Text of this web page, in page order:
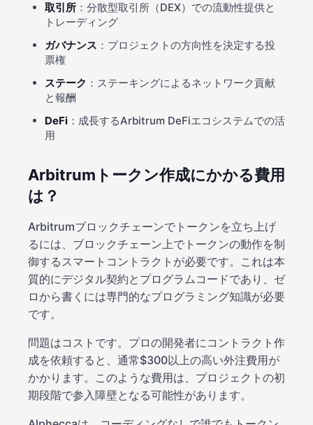
取引所 ：分散型取引所（DEX）での流動性提供と
トレーディング
ガバナンス ：プロジェクトの方向性を決定する投
票権
ステーク ：ステーキングによるネットワーク貢献
と報酬
DeFi ：成長するArbitrum DeFiエコシステムでの活
用
Arbitrumトークン作成にかかる費用
は？
Arbitrumブロックチェーンでトークンを立ち上げ
るには、ブロックチェーン上でトークンの動作を制
御するスマートコントラクトが必要です。これは本
質的にデジタル契約とプログラムコードであり、ゼ
ロから書くには専門的なプログラミング知識が必要
です。
問題はコストです。プロの開発者にコントラクト作
成を依頼すると、通常$300以上の高い外注費用が
かかります。このような費用は、プロジェクトの初
期段階で参入障壁となる可能性があります。